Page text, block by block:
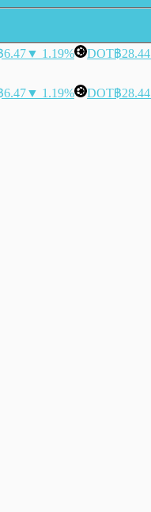
6.47▼ 1.19% DOT฿28.44
6.47▼ 1.19% DOT฿28.44